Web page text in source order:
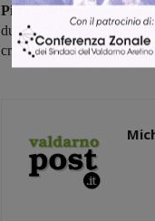
Pianese,mister Guarducci
due giornate dal giudice
croato Budan per una